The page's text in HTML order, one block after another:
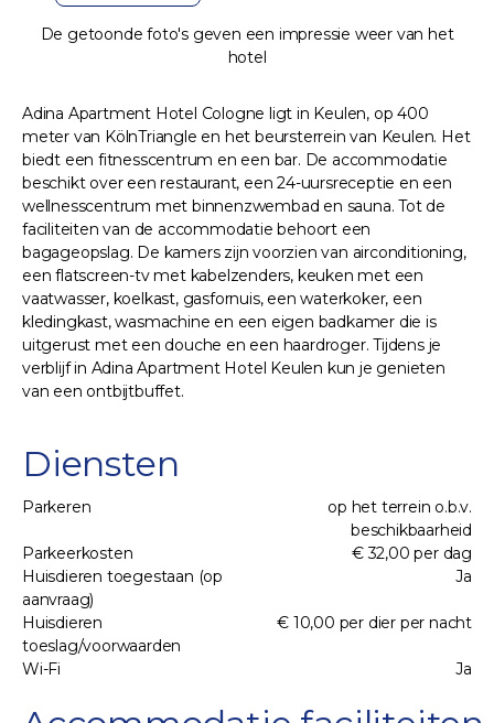
De getoonde foto's geven een impressie weer van het
hotel
Adina Apartment Hotel Cologne ligt in Keulen, op 400
meter van KölnTriangle en het beursterrein van Keulen. Het
biedt een fitnesscentrum en een bar. De accommodatie
beschikt over een restaurant, een 24-uursreceptie en een
wellnesscentrum met binnenzwembad en sauna. Tot de
faciliteiten van de accommodatie behoort een
bagageopslag. De kamers zijn voorzien van airconditioning,
een flatscreen-tv met kabelzenders, keuken met een
vaatwasser, koelkast, gasfornuis, een waterkoker, een
kledingkast, wasmachine en een eigen badkamer die is
uitgerust met een douche en een haardroger. Tijdens je
verblijf in Adina Apartment Hotel Keulen kun je genieten
van een ontbijtbuffet.
Diensten
Parkeren
op het terrein o.b.v.
beschikbaarheid
Parkeerkosten
€ 32,00 per dag
Huisdieren toegestaan (op
aanvraag)
Ja
Huisdieren
toeslag/voorwaarden
€ 10,00 per dier per nacht
Wi-Fi Ja